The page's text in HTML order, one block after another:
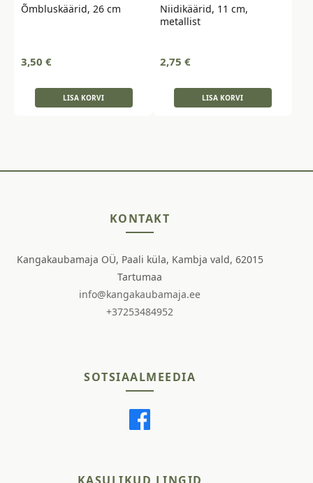
Õmbluskäärid, 26 cm
3,50 €
LISA KORVI
Niidikäärid, 11 cm,
metallist
2,75 €
LISA KORVI
KONTAKT
Kangakaubamaja OÜ, Paali küla, Kambja vald, 62015
Tartumaa
info@kangakaubamaja.ee
+37253484952
SOTSIAALMEEDIA